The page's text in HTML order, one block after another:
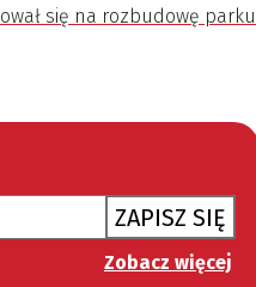
się na rozbudowę parku
ZAPISZ SIĘ
Zobacz więcej